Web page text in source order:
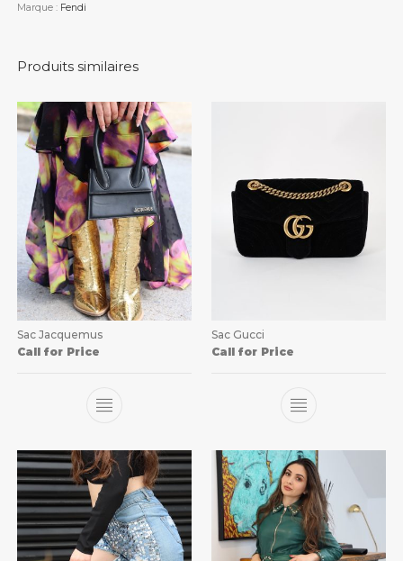
Marque : Fendi
Produits similaires
Sac Jacquemus
Call for Price
Sac Gucci
Call for Price